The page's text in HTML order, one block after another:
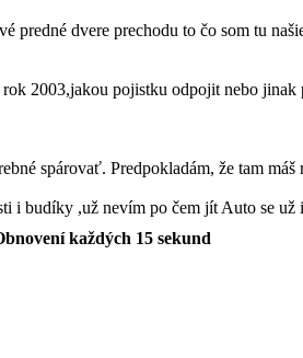
dvere prechodu to čo som tu
2003,jakou pojistku odpojit nebo jinak
spárovať. Predpokladám, že tam máš
i budíky ,už nevím po čem jít Auto se
vydáva neusrále přerušovaný ton.
okna a levé zpětné zrcátko manuální
každých 15 sekund